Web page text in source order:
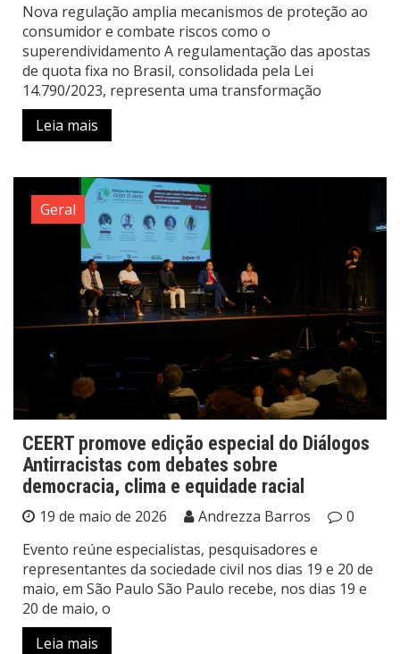
Nova regulação amplia mecanismos de proteção ao
consumidor e combate riscos como o
superendividamento A regulamentação das apostas
de quota fixa no Brasil, consolidada pela Lei
14.790/2023, representa uma transformação
Leia mais
Geral
CEERT promove edição especial do Diálogos
Antirracistas com debates sobre
democracia, clima e equidade racial
19 de maio de 2026 Andrezza Barros
0
Evento reúne especialistas, pesquisadores e
representantes da sociedade civil nos dias 19 e 20 de
maio, em São Paulo São Paulo recebe, nos dias 19 e
20 de maio, o
Leia mais